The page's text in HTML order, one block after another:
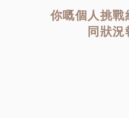
你嘅個人挑戰
同狀況